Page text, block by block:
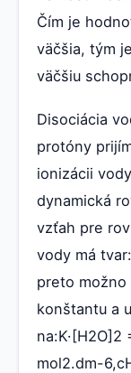
Čím je
väčšia, tým
väčšiu
Disociácia
protóny
ionizácii
dynamická
vzťah pre
vody má
preto
konštantu a
na:K·[H2O]2
mol2.dm-